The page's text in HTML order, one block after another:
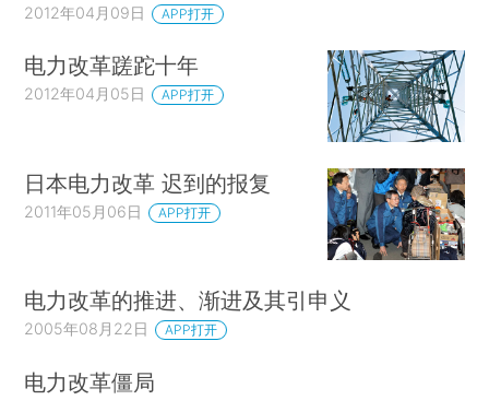
2012年04月09日 APP打开
电力改革蹉跎十年
2012年04月05日 APP打开
日本电力改革 迟到的报复
2011年05月06日 APP打开
电力改革的推进、渐进及其引申义
2005年08月22日 APP打开
电力改革僵局